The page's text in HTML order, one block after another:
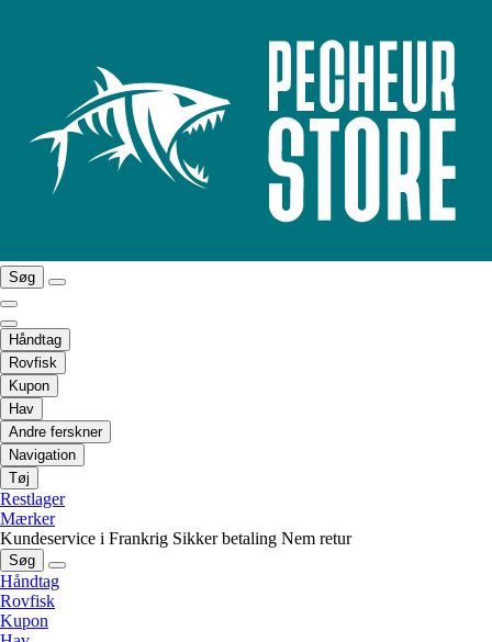
Søg
Håndtag
Rovfisk
Kupon
Hav
Andre ferskner
Navigation
Tøj
Restlager
Mærker
Kundeservice i Frankrig Sikker betaling Nem retur
Søg
Håndtag
Rovfisk
Kupon